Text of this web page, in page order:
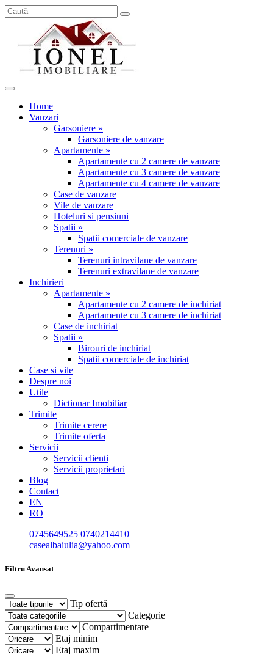
Home
Vanzari
Garsoniere »
Garsoniere de vanzare
Apartamente »
Apartamente cu 2 camere de vanzare
Apartamente cu 3 camere de vanzare
Apartamente cu 4 camere de vanzare
Case de vanzare
Vile de vanzare
Hoteluri si pensiuni
Spatii »
Spatii comerciale de vanzare
Terenuri »
Terenuri intravilane de vanzare
Terenuri extravilane de vanzare
Inchirieri
Apartamente »
Apartamente cu 2 camere de inchiriat
Apartamente cu 3 camere de inchiriat
Case de inchiriat
Spatii »
Birouri de inchiriat
Spatii comerciale de inchiriat
Case si vile
Despre noi
Utile
Dictionar Imobiliar
Trimite
Trimite cerere
Trimite oferta
Servicii
Servicii clienti
Servicii proprietari
Blog
Contact
EN
RO
0745649525 0740214410
casealbaiulia@yahoo.com
Filtru Avansat
Tip ofertă
Categorie
Compartimentare
Etaj minim
Etaj maxim